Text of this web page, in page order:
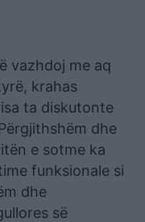
vazhdoj me aq
krahas
ta diskutonte
dhe
e sotme ka
funksionale si
dhe
së